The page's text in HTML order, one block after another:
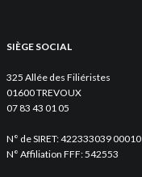
SIÈGE SOCIAL
325 Allée des Filiéristes
01600 TREVOUX
07 83 43 01 05
N° de SIRET: 422333039 00010
N° Affiliation FFF: 542553